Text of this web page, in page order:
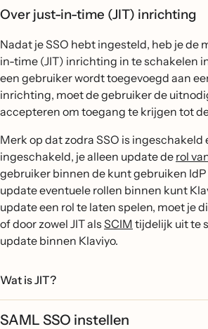
Over just-in-time (JIT) inrichting
Nadat je SSO hebt ingesteld, heb je de
in-time (JIT) inrichting in te schakelen
een gebruiker wordt toegevoegd aan
inrichting, moet de gebruiker de
accepteren om toegang te krijgen tot
Merk op dat zodra SSO is ingeschakeld
ingeschakeld, je alleen update de rol
gebruiker binnen de kunt gebruiken
update eventuele rollen binnen kunt
update een rol te laten spelen, moet je
of door zowel JIT als SCIM tijdelijk uit te
update binnen Klaviyo.
Wat is JIT?
SAML SSO instellen